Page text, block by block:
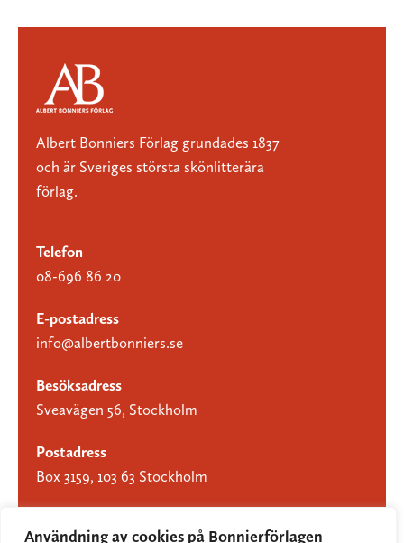
Användning av cookies på Bonnierförlagen
Albert Bonniers Förlag grundades 1837
och är Sveriges största skönlitterära
förlag.
Telefon
08-696 86 20
E-postadress
info@albertbonniers.se
Besöksadress
Sveavägen 56, Stockholm
Postadress
Box 3159, 103 63 Stockholm